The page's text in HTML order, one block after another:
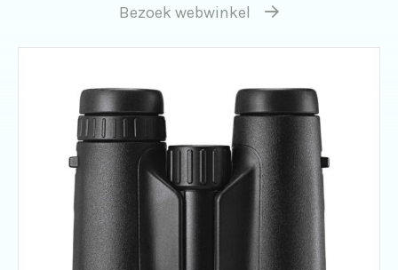
Bezoek webwinkel